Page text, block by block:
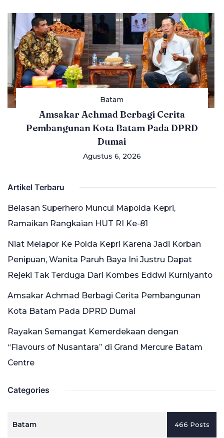
Batam
Amsakar Achmad Berbagi Cerita
Pembangunan Kota Batam Pada DPRD
Dumai
Agustus 6, 2026
Artikel Terbaru
Belasan Superhero Muncul Mapolda Kepri,
Ramaikan Rangkaian HUT RI Ke-81
Niat Melapor Ke Polda Kepri Karena Jadi Korban
Penipuan, Wanita Paruh Baya Ini Justru Dapat
Rejeki Tak Terduga Dari Kombes Eddwi Kurniyanto
Amsakar Achmad Berbagi Cerita Pembangunan
Kota Batam Pada DPRD Dumai
Rayakan Semangat Kemerdekaan dengan
“Flavours of Nusantara” di Grand Mercure Batam
Centre
Categories
Batam 466 Posts